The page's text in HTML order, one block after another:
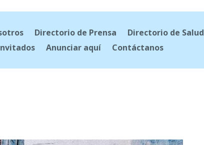
Directorio de Prensa Directorio de Salud
Anunciar aquí Contáctanos